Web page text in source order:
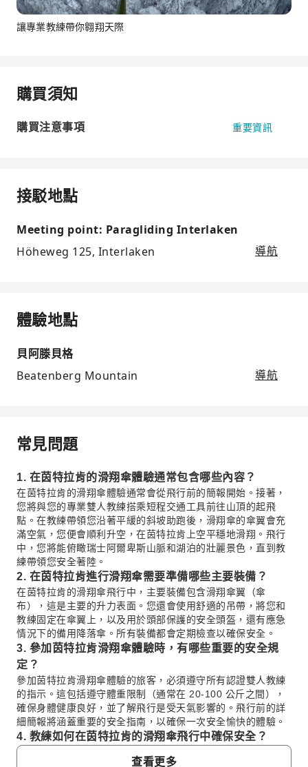
讓專業教練帶你翱翔天際
購買須知
購買注意事項 重要資訊
接駁地點
Meeting point: Paragliding Interlaken
Höheweg 125, Interlaken
導航
體驗地點
貝阿滕貝格
Beatenberg Mountain
導航
常見問題
1. 在茵特拉肯的滑翔傘體驗通常包含哪些內容？
在茵特拉肯的滑翔傘體驗通常會從飛行前的簡報開始。接著，
您將與您的專業雙人教練搭乘短程交通工具前往山頂的起飛
點。在教練帶領您沿著平緩的斜坡助跑後，滑翔傘的傘翼會充
滿空氣，您便會順利升空，在茵特拉肯上空平穩地滑翔。飛行
中，您將能俯瞰瑞士阿爾卑斯山脈和湖泊的壯麗景色，直到教
練帶領您安全著陸。
2. 在茵特拉肯進行滑翔傘需要準備哪些主要裝備？
在茵特拉肯的滑翔傘飛行中，主要裝備包含滑翔傘翼（傘
布），這是主要的升力表面。您還會使用舒適的吊帶，將您和
教練固定在傘翼上，以及用於頭部保護的安全頭盔，還有應急
情況下的備用降落傘。所有裝備都會定期檢查以確保安全。
3. 參加茵特拉肯滑翔傘體驗時，有哪些重要的安全規
定？
參加茵特拉肯滑翔傘體驗的旅客，必須遵守所有認證雙人教練
的指示。這包括遵守體重限制（通常在 20-100 公斤之間），
確保身體健康良好，並了解飛行是受天氣影響的。飛行前的詳
細簡報將涵蓋重要的安全指南，以確保一次安全愉快的體驗。
4. 教練如何在茵特拉肯的滑翔傘飛行中確保安全？
專業教練在茵特拉肯的滑翔傘飛行中，透過嚴格的訓練和認證
查看更多